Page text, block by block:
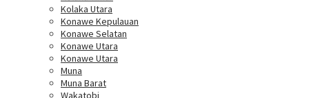
Kolaka Utara
Konawe Kepulauan
Konawe Selatan
Konawe Utara
Konawe Utara
Muna
Muna Barat
Wakatobi